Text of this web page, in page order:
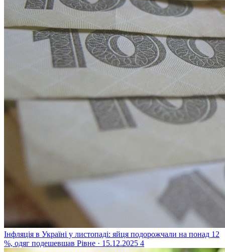
Інфляція в Україні у листопаді: яйця подорожчали на понад 12
%, одяг подешевшав Рівне · 15.12.2025 4